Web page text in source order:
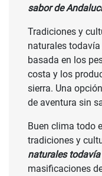
sabor de
Tradiciones y
naturales
basada en los
costa y los
sierra. Una
de aventura sin
Buen clima todo
tradiciones y
naturales
masificaciones